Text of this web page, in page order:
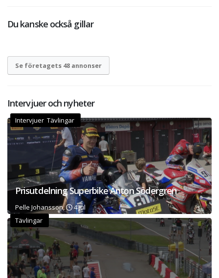
Du kanske också gillar
Se företagets 48 annonser
Intervjuer och nyheter
Intervjuer Tävlingar
Prisutdelning Superbike Anton Södergren
Pelle Johansson,
4 jul
Tävlingar